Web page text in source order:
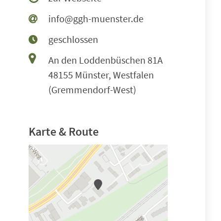
info@ggh-muenster.de
geschlossen
An den Loddenbüschen 81A
48155 Münster, Westfalen
(Gremmendorf-West)
Karte & Route